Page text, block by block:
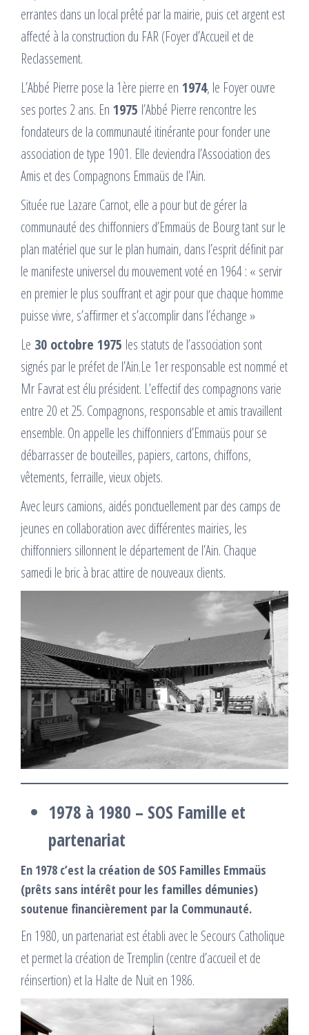
errantes dans un local prêté par la mairie, puis cet argent est
affecté à la construction du FAR (Foyer d’Accueil et de
Reclassement.
L’Abbé Pierre pose la 1ère pierre en 1974, le Foyer ouvre
ses portes 2 ans. En 1975 l’Abbé Pierre rencontre les
fondateurs de la communauté itinérante pour fonder une
association de type 1901. Elle deviendra l’Association des
Amis et des Compagnons Emmaüs de l’Ain.
Située rue Lazare Carnot, elle a pour but de gérer la
communauté des chiffonniers d’Emmaüs de Bourg tant sur le
plan matériel que sur le plan humain, dans l’esprit définit par
le manifeste universel du mouvement voté en 1964 : « servir
en premier le plus souffrant et agir pour que chaque homme
puisse vivre, s’affirmer et s’accomplir dans l’échange »
Le 30 octobre 1975 les statuts de l’association sont
signés par le préfet de l’Ain.Le 1er responsable est nommé et
Mr Favrat est élu président. L’effectif des compagnons varie
entre 20 et 25. Compagnons, responsable et amis travaillent
ensemble. On appelle les chiffonniers d’Emmaüs pour se
débarrasser de bouteilles, papiers, cartons, chiffons,
vêtements, ferraille, vieux objets.
Avec leurs camions, aidés ponctuellement par des camps de
jeunes en collaboration avec différentes mairies, les
chiffonniers sillonnent le département de l’Ain. Chaque
samedi le bric à brac attire de nouveaux clients.
1978 à 1980 – SOS Famille et
partenariat
En 1978 c’est la création de SOS Familles Emmaüs
(prêts sans intérêt pour les familles démunies)
soutenue financièrement par la Communauté.
En 1980, un partenariat est établi avec le Secours Catholique
et permet la création de Tremplin (centre d’accueil et de
réinsertion) et la Halte de Nuit en 1986.